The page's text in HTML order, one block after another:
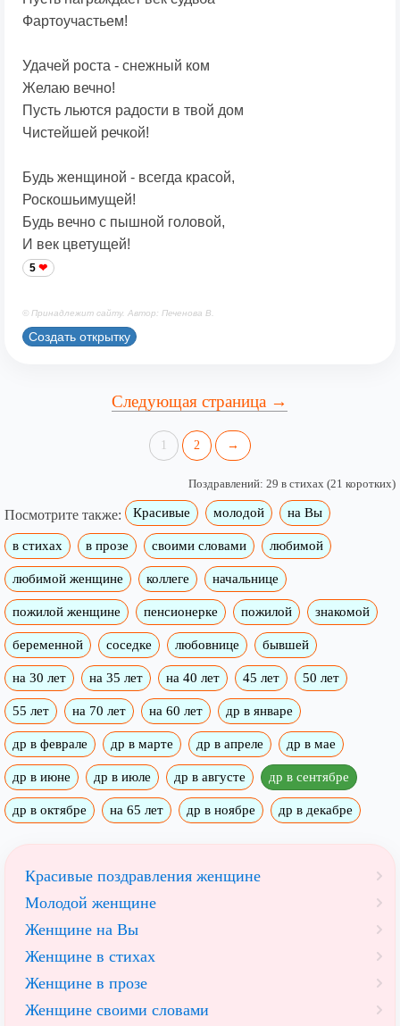
Фартоучастьем!
Удачей роста - снежный ком
Желаю вечно!
Пусть льются радости в твой дом
Чистейшей речкой!
Будь женщиной - всегда красой,
Роскошьимущей!
Будь вечно с пышной головой,
И век цветущей!
5
© Принадлежит сайту. Автор: Печенова В.
Создать открытку
Следующая страница →
1 2 →
Поздравлений: 29 в стихах (21 коротких)
Посмотрите также: Красивые молодой на Вы
в стихах в прозе своими словами любимой
любимой женщине коллеге начальнице
пожилой женщине пенсионерке пожилой знакомой
беременной соседке любовнице бывшей
на 30 лет на 35 лет на 40 лет 45 лет 50 лет
55 лет на 70 лет на 60 лет др в январе
др в феврале др в марте др в апреле др в мае
др в июне др в июле др в августе др в сентябре
др в октябре на 65 лет др в ноябре др в декабре
Красивые поздравления женщине
Молодой женщине
Женщине на Вы
Женщине в стихах
Женщине в прозе
Женщине своими словами